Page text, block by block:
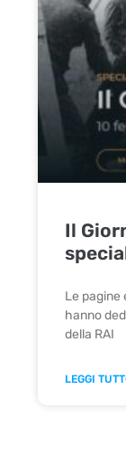
Il
Le pagine
hanno
della RAI
LEGGI